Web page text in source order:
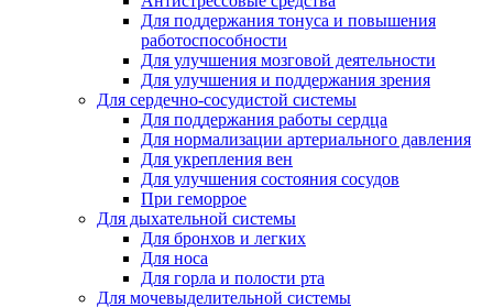
Для поддержания тонуса и повышения
работоспособности
Для улучшения мозговой деятельности
Для улучшения и поддержания зрения
Для сердечно-сосудистой системы
Для поддержания работы сердца
Для нормализации артериального давления
Для укрепления вен
Для улучшения состояния сосудов
При геморрое
Для дыхательной системы
Для бронхов и легких
Для носа
Для горла и полости рта
Для мочевыделительной системы